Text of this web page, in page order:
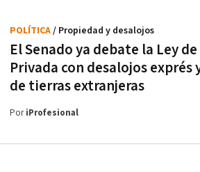
El Senado ya debate la Ley
Privada con desalojos exprés
de tierras extranjeras
POLÍTICA/ Propiedad y desalojos
PoriProfesional